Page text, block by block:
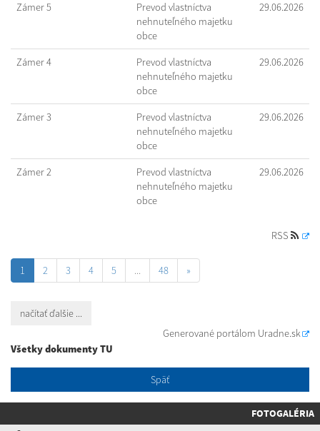
Zámer 5
Prevod vlastníctva
nehnuteľného majetku
obce
29.06.2026
Zámer 4
Prevod vlastníctva
nehnuteľného majetku
obce
29.06.2026
Zámer 3
Prevod vlastníctva
nehnuteľného majetku
obce
29.06.2026
Zámer 2
Prevod vlastníctva
nehnuteľného majetku
obce
29.06.2026
RSS
1 2 3 4 5 ... 48 »
načítať ďalšie ...
Generované portálom Uradne.sk
Všetky dokumenty TU
Späť
FOTOGALÉRIA